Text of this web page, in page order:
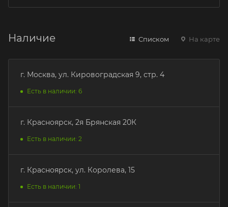
Наличие Списком На карте
г. Москва, ул. Кировоградская 9, стр. 4
Есть в наличии: 6
г. Красноярск, 2я Брянская 20К
Есть в наличии: 2
г. Красноярск, ул. Королева, 15
Есть в наличии: 1